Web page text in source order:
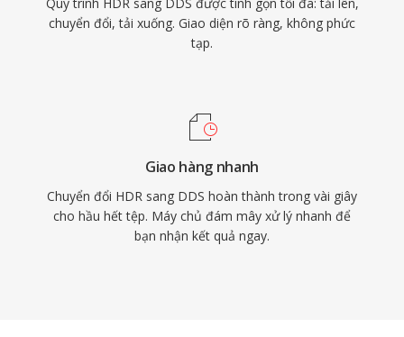
chuyển đổi, tải xuống. Giao diện rõ ràng, không phức
tạp.
Giao hàng nhanh
Chuyển đổi HDR sang DDS hoàn thành trong vài giây
cho hầu hết tệp. Máy chủ đám mây xử lý nhanh để
bạn nhận kết quả ngay.